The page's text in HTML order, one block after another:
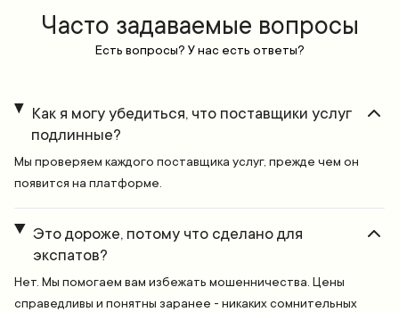
Часто задаваемые вопросы
Есть вопросы? У нас есть ответы?
Как я могу убедиться, что поставщики услуг
подлинные?
Мы проверяем каждого поставщика услуг, прежде чем он
появится на платформе.
Это дороже, потому что сделано для
экспатов?
Нет. Мы помогаем вам избежать мошенничества. Цены
справедливы и понятны заранее - никаких сомнительных